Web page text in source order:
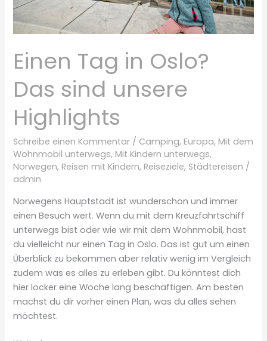
Einen Tag in Oslo?
Das sind unsere
Highlights
Schreibe einen Kommentar / Camping,Europa,Mit dem
Wohnmobil unterwegs,Mit Kindern unterwegs,
Norwegen,Reisen mit Kindern,Reiseziele, Städtereisen /
admin
Norwegens Hauptstadt ist wunderschön und immer
einen Besuch wert. Wenn du mit dem Kreuzfahrtschiff
unterwegs bist oder wie wir mit dem Wohnmobil, hast
du vielleicht nur einen Tag in Oslo. Das ist gut um einen
Überblick zu bekommen aber relativ wenig im Vergleich
zudem was es alles zu erleben gibt. Du könntest dich
hier locker eine Woche lang beschäftigen. Am besten
machst du dir vorher einen Plan, was du alles sehen
möchtest.